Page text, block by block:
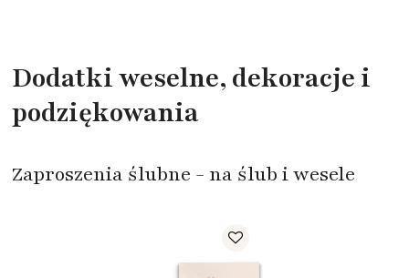
Dodatki weselne, dekoracje i
podziękowania
Zaproszenia ślubne - na ślub i wesele